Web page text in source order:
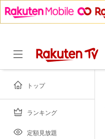
トップ
ランキング
定額見放題